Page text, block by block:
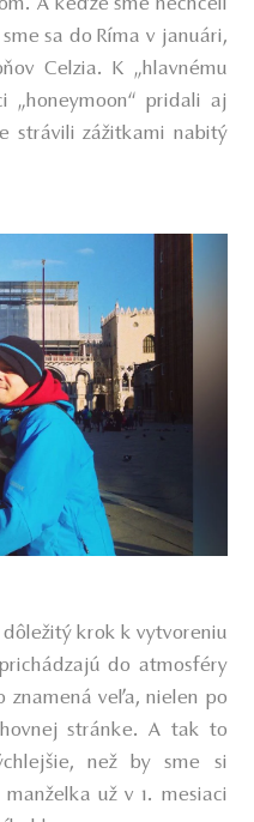
A keďže sme nechceli
sa do Ríma v januári,
Celzia. K „hlavnému
„honeymoon“ pridali aj
strávili zážitkami nabitý
dôležitý krok k vytvoreniu
do atmosféry
znamená veľa, nielen po
stránke. A tak to
než by sme si
už v 1. mesiaci